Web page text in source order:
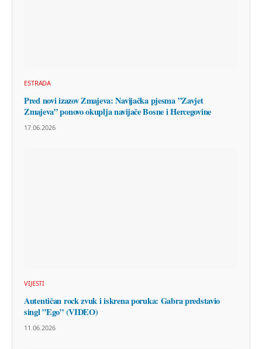
ESTRADA
Pred novi izazov Zmajeva: Navijačka pjesma ”Zavjet
Zmajeva” ponovo okuplja navijače Bosne i Hercegovine
17.06.2026
VIJESTI
Autentičan rock zvuk i iskrena poruka: Gabra predstavio
singl ”Ego” (VIDEO)
11.06.2026